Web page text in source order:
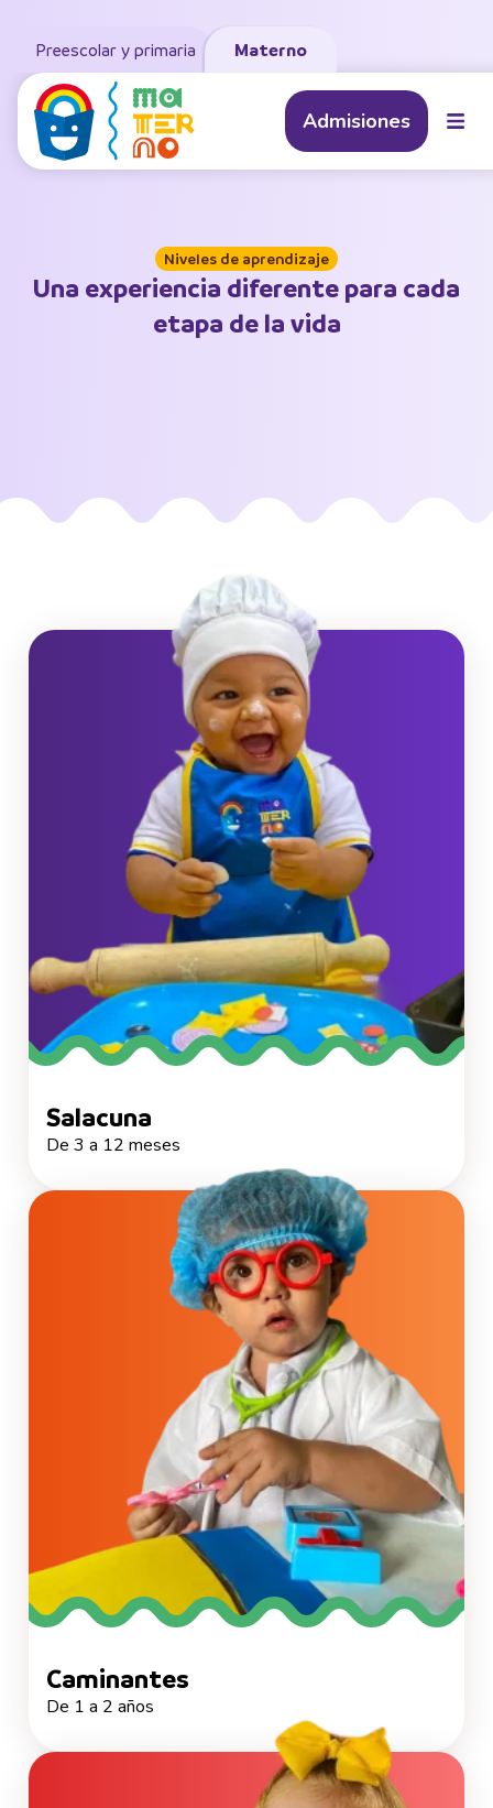
Preescolar y primaria Materno
Admisiones
Niveles de aprendizaje
Una experiencia diferente para cada
etapa de la vida
Salacuna
De 3 a 12 meses
Caminantes
De 1 a 2 años